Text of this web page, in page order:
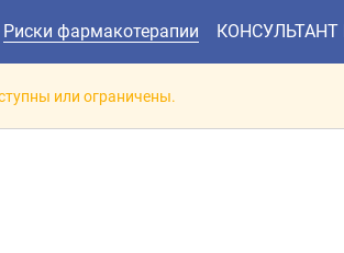
Риски фармакотерапии КОНСУЛЬТАНТ
или ограничены.